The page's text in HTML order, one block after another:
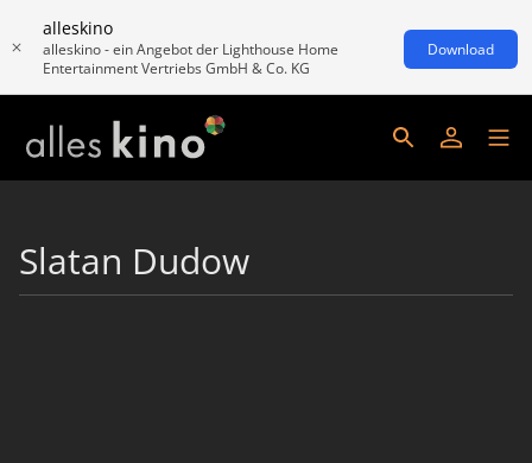
alleskino
alleskino - ein Angebot der Lighthouse Home
Entertainment Vertriebs GmbH & Co. KG
Download
Slatan Dudow